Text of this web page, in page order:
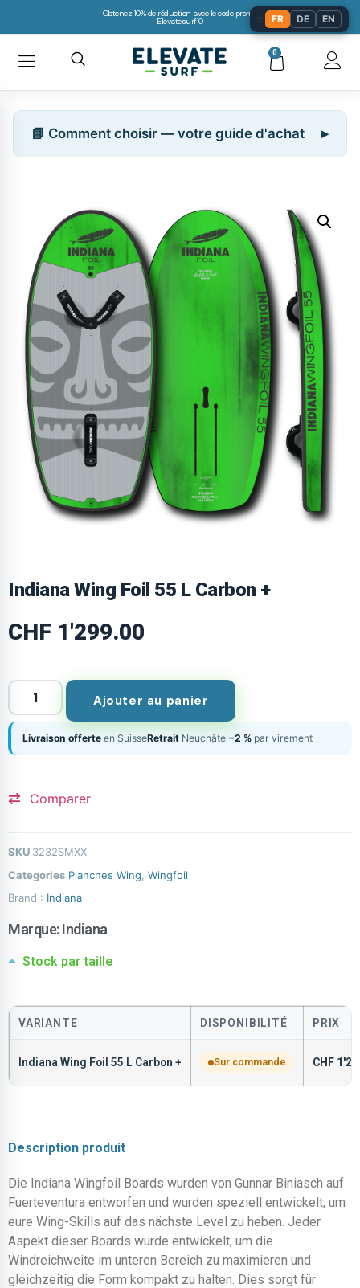
Obtenez 10% de réduction avec le code promo:
Elevatesurf10
0
📘 Comment choisir — votre guide d'achat
Indiana Wing Foil 55 L Carbon +
CHF 1'299.00
Ajouter au panier
Livraison offerte en SuisseRetrait Neuchâtel−2 % par virement
Comparer
SKU 3232SMXX
Categories Planches Wing Wingfoil
Brand : Indiana
Marque:Indiana
Stock par taille
VARIANTE DISPONIBILITÉ PRIX
Indiana Wing Foil 55 L Carbon + Sur commande CHF
Description produit
Die Indiana Wingfoil Boards wurden von Gunnar Biniasch auf
Fuerteventura entworfen und wurden speziell entwickelt, um
eure Wing-Skills auf das nächste Level zu heben. Jeder
Aspekt dieser Boards wurde entwickelt, um die
Windreichweite im unteren Bereich zu maximieren und
gleichzeitig die Form kompakt zu halten. Dies sorgt für
FR DE EN